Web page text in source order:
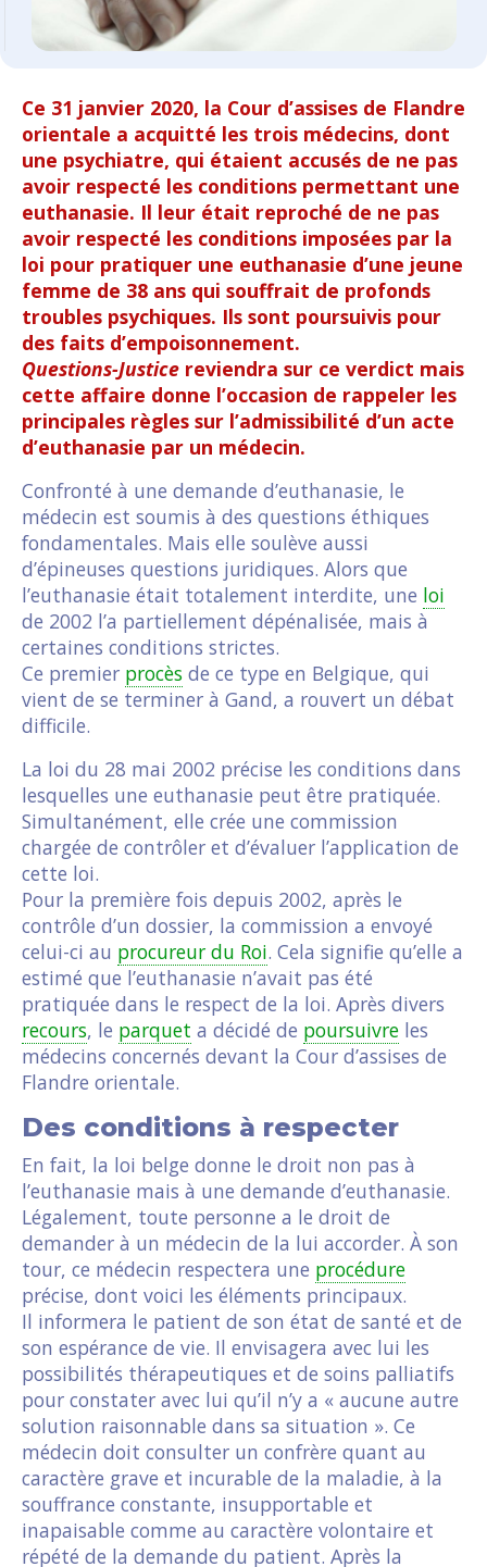
Ce 31 janvier 2020, la Cour d’assises de Flandre
orientale a acquitté les trois médecins, dont
une psychiatre, qui étaient accusés de ne pas
avoir respecté les conditions permettant une
euthanasie. Il leur était reproché de ne pas
avoir respecté les conditions imposées par la
loi pour pratiquer une euthanasie d’une jeune
femme de 38 ans qui souffrait de profonds
troubles psychiques. Ils sont poursuivis pour
des faits d’empoisonnement.
Questions-Justice reviendra sur ce verdict mais
cette affaire donne l’occasion de rappeler les
principales règles sur l’admissibilité d’un acte
d’euthanasie par un médecin.
Confronté à une demande d’euthanasie, le
médecin est soumis à des questions éthiques
fondamentales. Mais elle soulève aussi
d’épineuses questions juridiques. Alors que
l’euthanasie était totalement interdite, une loi
de 2002 l’a partiellement dépénalisée, mais à
certaines conditions strictes.
Ce premier procès de ce type en Belgique, qui
vient de se terminer à Gand, a rouvert un débat
difficile.
La loi du 28 mai 2002 précise les conditions dans
lesquelles une euthanasie peut être pratiquée.
Simultanément, elle crée une commission
chargée de contrôler et d’évaluer l’application de
cette loi.
Pour la première fois depuis 2002, après le
contrôle d’un dossier, la commission a envoyé
celui-ci au procureur du Roi. Cela signifie qu’elle a
estimé que l’euthanasie n’avait pas été
pratiquée dans le respect de la loi. Après divers
recours, le parquet a décidé de poursuivre les
médecins concernés devant la Cour d’assises de
Flandre orientale.
Des conditions à respecter
En fait, la loi belge donne le droit non pas à
l’euthanasie mais à une demande d’euthanasie.
Légalement, toute personne a le droit de
demander à un médecin de la lui accorder. À son
tour, ce médecin respectera une procédure
précise, dont voici les éléments principaux.
Il informera le patient de son état de santé et de
son espérance de vie. Il envisagera avec lui les
possibilités thérapeutiques et de soins palliatifs
pour constater avec lui qu’il n’y a « aucune autre
solution raisonnable dans sa situation ». Ce
médecin doit consulter un confrère quant au
caractère grave et incurable de la maladie, à la
souffrance constante, insupportable et
inapaisable comme au caractère volontaire et
répété de la demande du patient. Après la